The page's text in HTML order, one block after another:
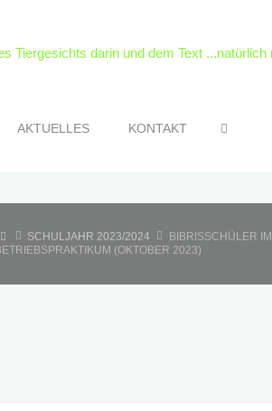
AKTUELLES KONTAKT
HOMESCHULJAHR 2023/2024
BIBRISSCHÜLER IM
(OKTOBER 2023)